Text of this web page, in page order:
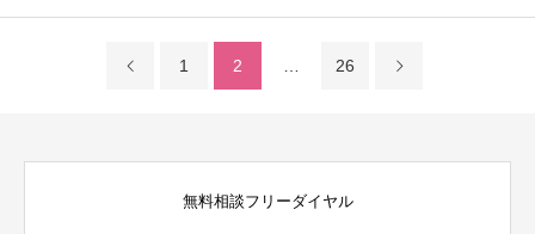
1 2 … 26
無料相談フリーダイヤル